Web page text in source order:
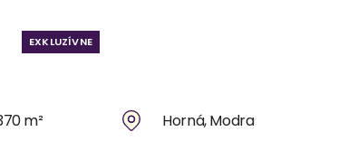
EXKLUZÍVNE
m² Horná, Modra